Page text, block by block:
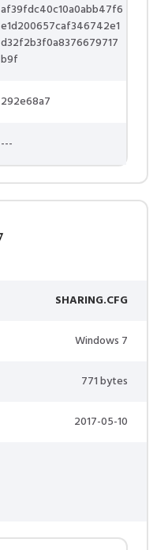
af39fdc40c10a0abb47f6
e1d200657caf346742e1
d32f2b3f0a8376679717
b9f
292e68a7
---
SHARING.CFG
Windows 7
771 bytes
2017-05-10